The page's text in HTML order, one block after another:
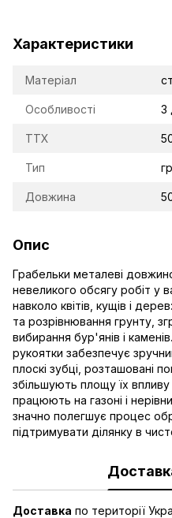
Характеристики
Матеріал
Особливості З
TTX
Тип
Довжина
Опис
Грабельки металеві
невеликого обсягу робіт у
навколо квітів, кущів і
та розрівнювання грунту,
вибирання бур'янів і
рукоятки забезпечує
плоскі зубці, розташовані
збільшують площу їх
працюють на газоні і
значно полегшує процес
підтримувати ділянку в
Доставка по території